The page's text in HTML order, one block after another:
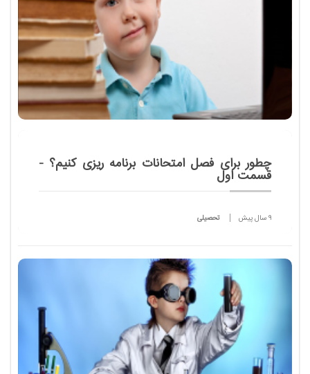
چطور براى فصل امتحانات برنامه ریزى كنیم؟ -
قسمت اول
9 سال پیش تحصیلی
آن را لمس و احساس كرده ایم و درباره آن كوله بارى از
خاطرات تلخ و شیرین همراه داریم.